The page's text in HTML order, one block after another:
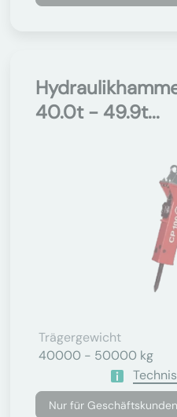
40.0t - 49.9t...
Trägergewicht
40000 - 50000 kg
Nur für Geschäftskunden